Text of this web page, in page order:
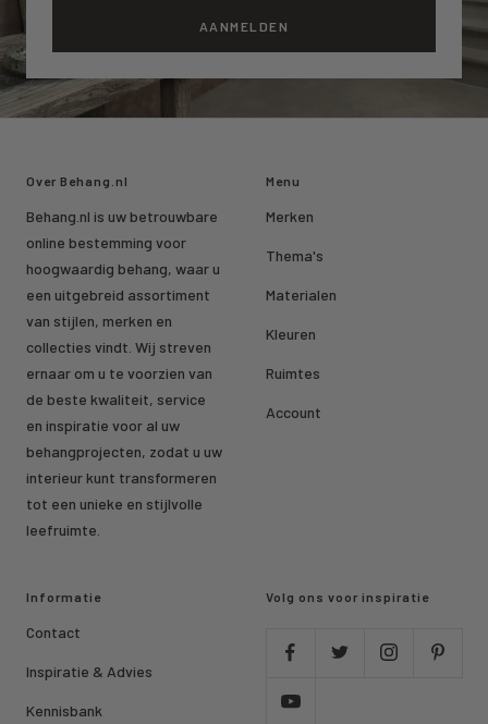
AANMELDEN
Over Behang.nl
Behang.nl is uw betrouwbare
online bestemming voor
hoogwaardig behang, waar u
een uitgebreid assortiment
van stijlen, merken en
collecties vindt. Wij streven
ernaar om u te voorzien van
de beste kwaliteit, service
en inspiratie voor al uw
behangprojecten, zodat u uw
interieur kunt transformeren
tot een unieke en stijlvolle
leefruimte.
Menu
Merken
Thema's
Materialen
Kleuren
Ruimtes
Account
Informatie
Contact
Inspiratie & Advies
Kennisbank
Volg ons voor inspiratie